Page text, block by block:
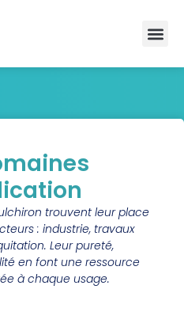
trouvent leur place
: industrie, travaux
Leur pureté,
en font une ressource
à chaque usage.